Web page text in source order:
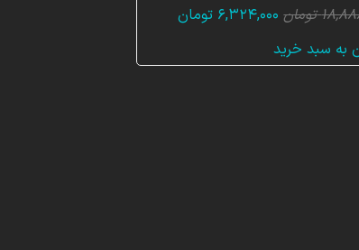
تومان قیمت
۶,۳۲۴,۰۰۰ تومانقیمت
به سبد خرید